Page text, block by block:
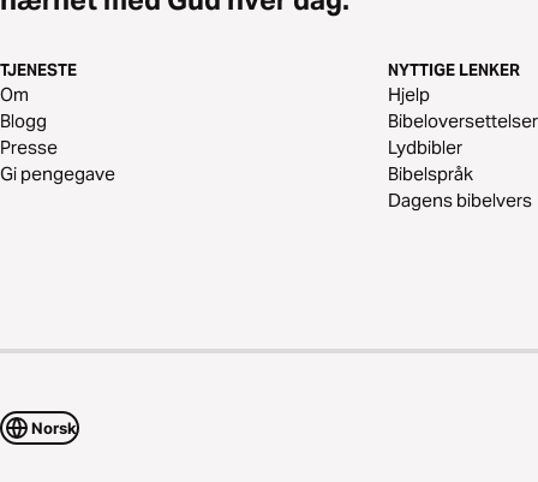
TJENESTE
Om
Blogg
Presse
Gi pengegave
NYTTIGE LENKER
Hjelp
Bibeloversettelser
Lydbibler
Bibelspråk
Dagens bibelvers
Norsk